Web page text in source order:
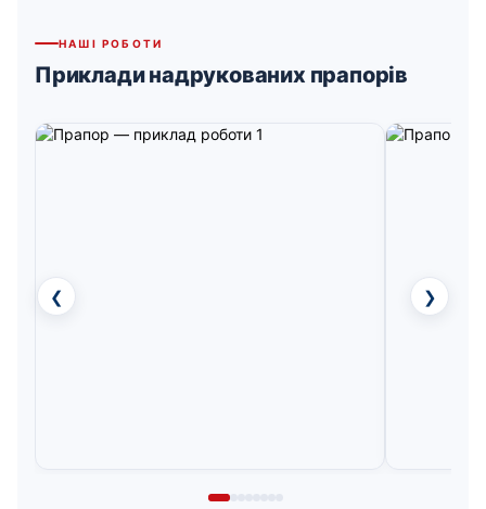
НАШІ РОБОТИ
Приклади надрукованих прапорів
❮ ❯